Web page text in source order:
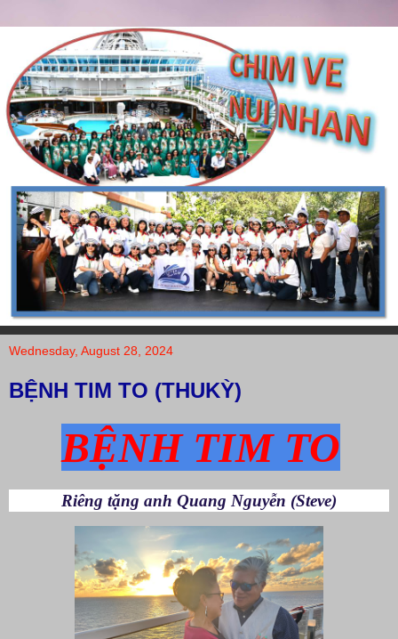
Wednesday, August 28, 2024
BỆNH TIM TO (THUKỲ)
BỆNH TIM TO
Riêng tặng anh Quang Nguyễn (Steve)